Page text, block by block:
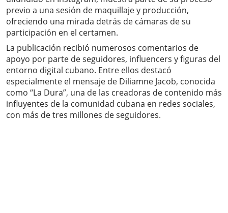
previo a una sesión de maquillaje y producción,
ofreciendo una mirada detrás de cámaras de su
participación en el certamen.
La publicación recibió numerosos comentarios de
apoyo por parte de seguidores, influencers y figuras del
entorno digital cubano. Entre ellos destacó
especialmente el mensaje de Diliamne Jacob, conocida
como “La Dura”, una de las creadoras de contenido más
influyentes de la comunidad cubana en redes sociales,
con más de tres millones de seguidores.